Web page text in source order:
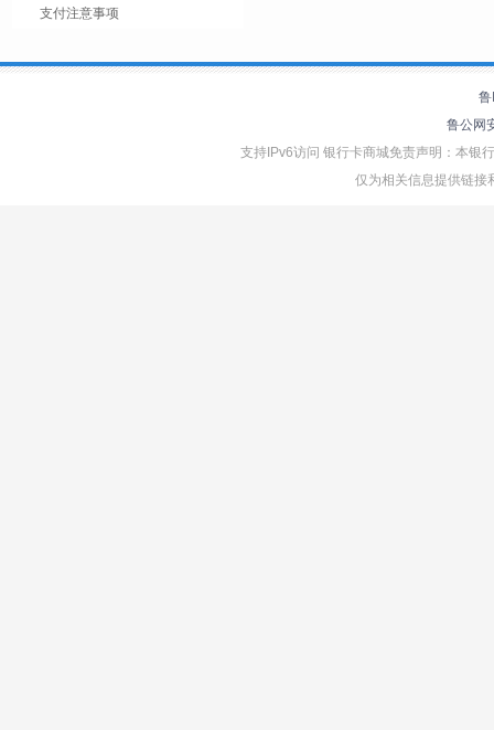
支付注意事项
鲁公网
支持IPv6访问 银行卡商城免责声明：本银
仅为相关信息提供链接